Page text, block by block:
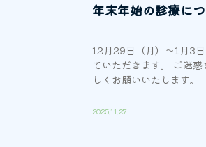
年末年始の診療に
12月29日（月）～1月3
ていただきます。 ご迷
しくお願いいたします。
2025.11.27